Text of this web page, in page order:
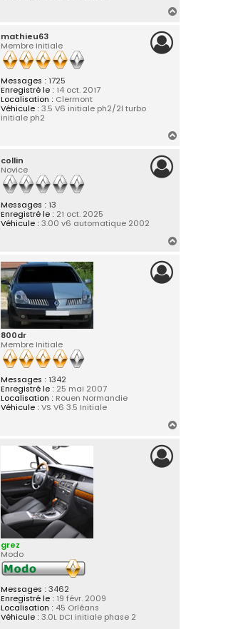
mathieu63
Membre Initiale
Messages : 1725
Enregistré le : 14 oct. 2017
Localisation : Clermont
Véhicule : 3.5 V6 initiale ph2/2l turbo
initiale ph2
collin
Novice
Messages : 13
Enregistré le : 21 oct. 2025
Véhicule : 3.00 v6 automatique 2002
800dr
Membre Initiale
Messages : 1342
Enregistré le : 25 mai 2007
Localisation : Rouen Normandie
Véhicule : VS V6 3.5 Initiale
grez
Modo
Messages : 3462
Enregistré le : 19 févr. 2009
Localisation : 45 Orléans
Véhicule : 3.0L DCI initiale phase 2